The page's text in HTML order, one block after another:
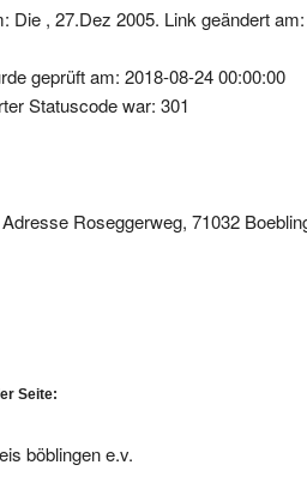
Die , 27.Dez 2005. Link geändert
geprüft am: 2018-08-24 00:00:00
Statuscode war: 301
Roseggerweg, 71032
Seite:
böblingen e.v.